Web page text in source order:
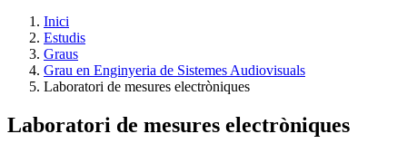
Inici
Estudis
Graus
Grau en Enginyeria de Sistemes Audiovisuals
Laboratori de mesures electròniques
Laboratori de mesures electròniques